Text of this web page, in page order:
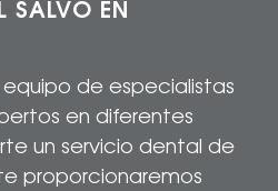
SALVO EN
de especialistas
en diferentes
un servicio dental de
proporcionaremos